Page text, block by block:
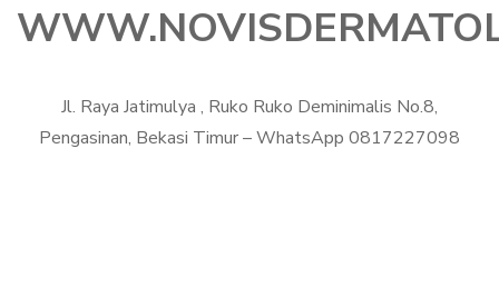
Jl. Raya Jatimulya , Ruko Ruko Deminimalis No.8,
Pengasinan, Bekasi Timur – WhatsApp 0817227098